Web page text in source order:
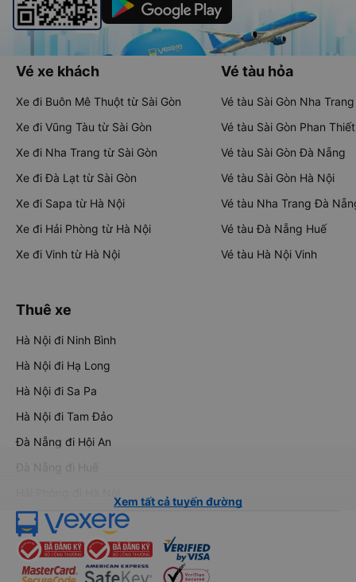
Vé xe khách
Xe đi Buôn Mê Thuột từ Sài Gòn
Xe đi Vũng Tàu từ Sài Gòn
Xe đi Nha Trang từ Sài Gòn
Xe đi Đà Lạt từ Sài Gòn
Xe đi Sapa từ Hà Nội
Xe đi Hải Phòng từ Hà Nội
Xe đi Vinh từ Hà Nội
Vé tàu hỏa
Vé tàu Sài Gòn Nha Trang
Vé tàu Sài Gòn Phan Thiết
Vé tàu Sài Gòn Đà Nẵng
Vé tàu Sài Gòn Hà Nội
Vé tàu Nha Trang Đà
Vé tàu Đà Nẵng Huế
Vé tàu Hà Nội Vinh
Thuê xe
Hà Nội đi Ninh Bình
Hà Nội đi Hạ Long
Hà Nội đi Sa Pa
Hà Nội đi Tam Đảo
Đà Nẵng đi Hội An
Đà Nẵng đi Huế
Xem tất cả tuyến đường